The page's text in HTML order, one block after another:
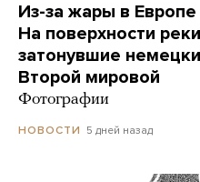
Из-за жары в
На поверхности
затонувшие
Второй мировой
Фотографии
НОВОСТИ 5 дней назад